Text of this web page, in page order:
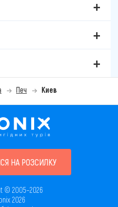
Печ Киев
НА РОЗСИЛКУ
© 2005–2026
2026